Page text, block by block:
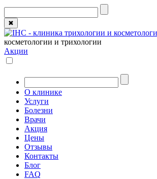
✖
косметологии и трихологии
Акции
О клинике
Услуги
Болезни
Врачи
Акция
Цены
Отзывы
Контакты
Блог
FAQ